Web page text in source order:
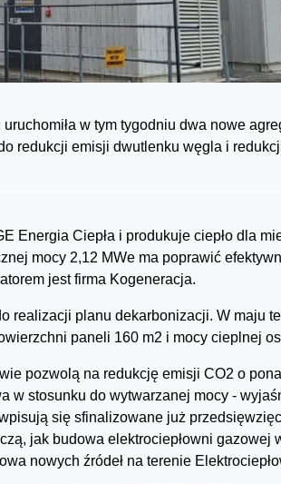
w tym tygodniu dwa nowe
redukcji emisji dwutlenku węgla i
Energia Ciepła i produkuje ciepło dla
mocy 2,12 MWe ma poprawić
jest firma Kogeneracja.
realizacji planu dekarbonizacji. W maju
paneli 160 m2 i mocy cieplnej
pozwolą na redukcję emisji CO2 o
w stosunku do wytwarzanej mocy -
się sfinalizowane już
jak budowa elektrociepłowni gazowej
nowych źródeł na terenie